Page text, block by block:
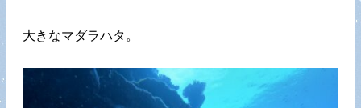
大きなマダラハタ。